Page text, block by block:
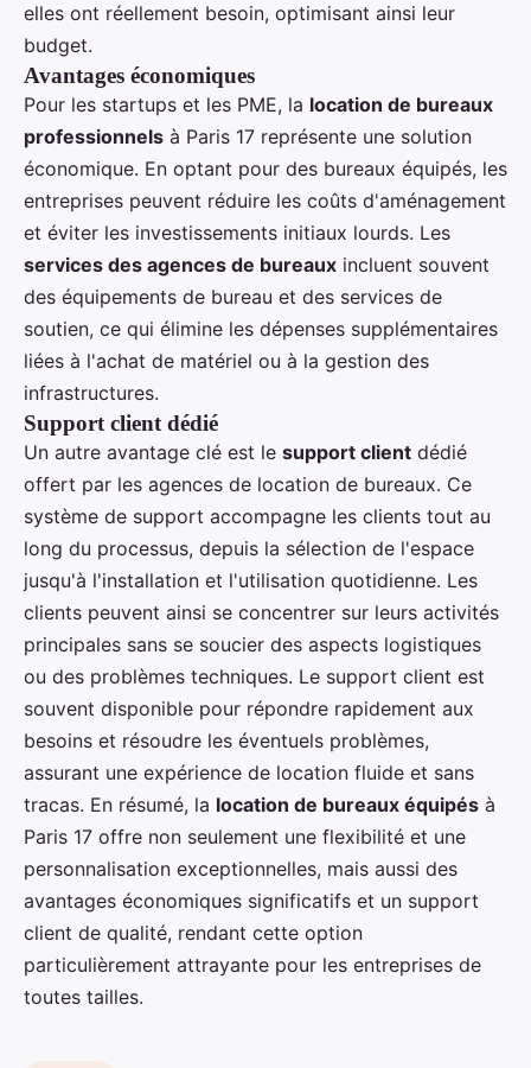
elles ont réellement besoin, optimisant ainsi leur
budget.
Avantages économiques
Pour les startups et les PME, la location de bureaux
professionnels à Paris 17 représente une solution
économique. En optant pour des bureaux équipés, les
entreprises peuvent réduire les coûts d'aménagement
et éviter les investissements initiaux lourds. Les
services des agences de bureaux incluent souvent
des équipements de bureau et des services de
soutien, ce qui élimine les dépenses supplémentaires
liées à l'achat de matériel ou à la gestion des
infrastructures.
Support client dédié
Un autre avantage clé est le support client dédié
offert par les agences de location de bureaux. Ce
système de support accompagne les clients tout au
long du processus, depuis la sélection de l'espace
jusqu'à l'installation et l'utilisation quotidienne. Les
clients peuvent ainsi se concentrer sur leurs activités
principales sans se soucier des aspects logistiques
ou des problèmes techniques. Le support client est
souvent disponible pour répondre rapidement aux
besoins et résoudre les éventuels problèmes,
assurant une expérience de location fluide et sans
tracas. En résumé, la location de bureaux équipés à
Paris 17 offre non seulement une flexibilité et une
personnalisation exceptionnelles, mais aussi des
avantages économiques significatifs et un support
client de qualité, rendant cette option
particulièrement attrayante pour les entreprises de
toutes tailles.